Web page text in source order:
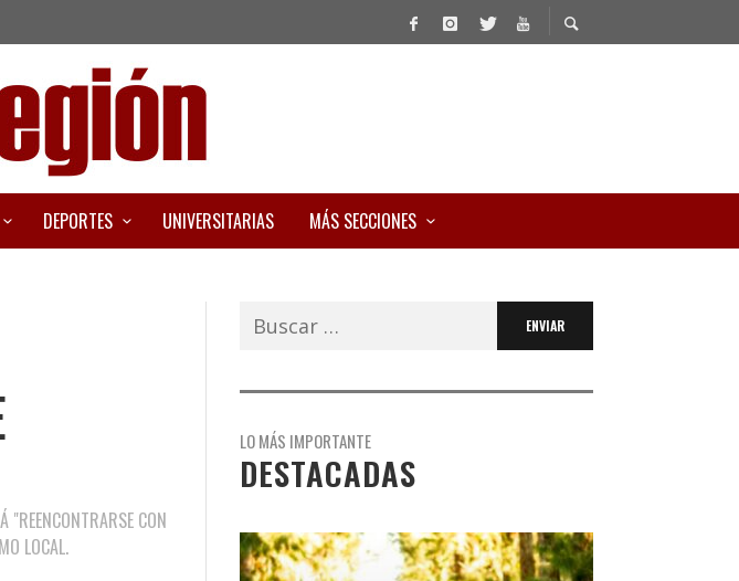
DEPORTES UNIVERSITARIAS MÁS SECCIONES
"REENCONTRARSE CON
LOCAL.
Buscar:
LO MÁS IMPORTANTE
DESTACADAS